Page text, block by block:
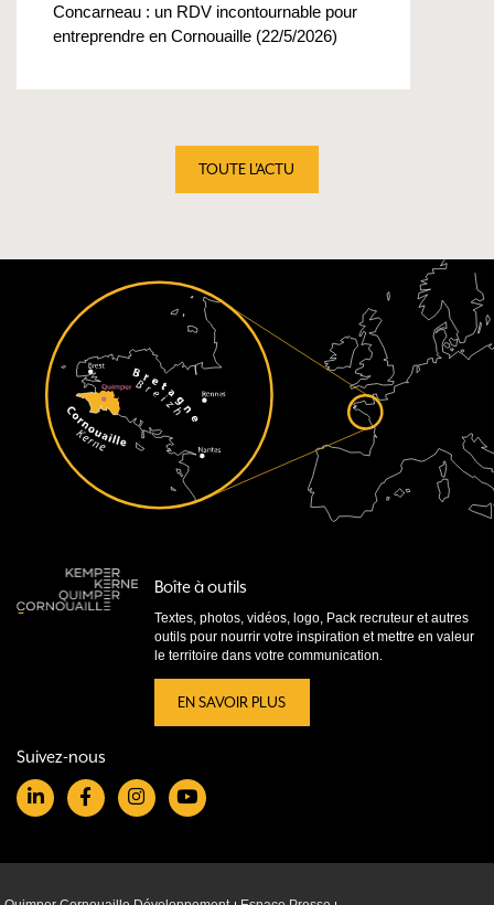
Concarneau : un RDV incontournable pour
entreprendre en Cornouaille (22/5/2026)
TOUTE L'ACTU
Boîte à outils
Textes, photos, vidéos, logo, Pack recruteur et autres
outils pour nourrir votre inspiration et mettre en valeur
le territoire dans votre communication.
EN SAVOIR PLUS
Suivez-nous